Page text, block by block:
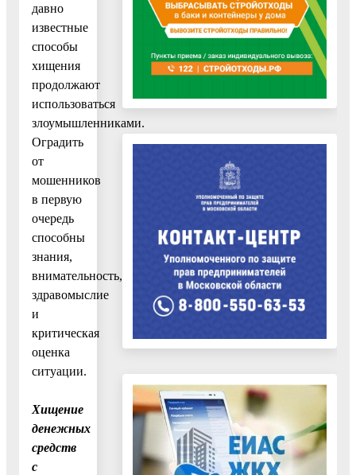
давно
известные
способы
хищения
продолжают
использоваться
злоумышленниками.
Оградить
от
мошенников
в первую
очередь
способны
знания,
внимательность,
здравомыслие
и
критическая
оценка
ситуации.
Хищение
денежных
средств
с